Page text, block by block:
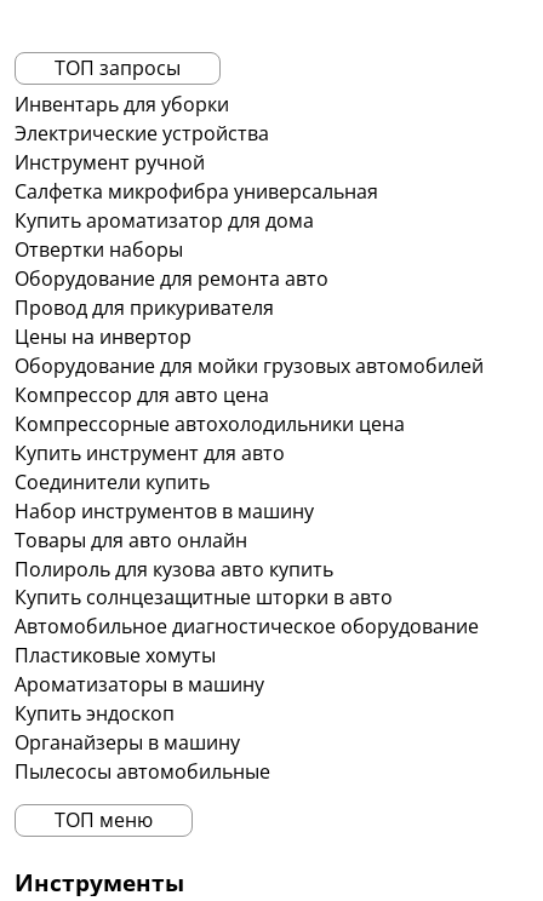
ТОП запросы
Инвентарь для уборки
Электрические устройства
Инструмент ручной
Салфетка микрофибра универсальная
Купить ароматизатор для дома
Отвертки наборы
Оборудование для ремонта авто
Провод для прикуривателя
Цены на инвертор
Оборудование для мойки грузовых автомобилей
Компрессор для авто цена
Компрессорные автохолодильники цена
Купить инструмент для авто
Соединители купить
Набор инструментов в машину
Товары для авто онлайн
Полироль для кузова авто купить
Купить солнцезащитные шторки в авто
Автомобильное диагностическое оборудование
Пластиковые хомуты
Ароматизаторы в машину
Купить эндоскоп
Органайзеры в машину
Пылесосы автомобильные
ТОП меню
Инструменты